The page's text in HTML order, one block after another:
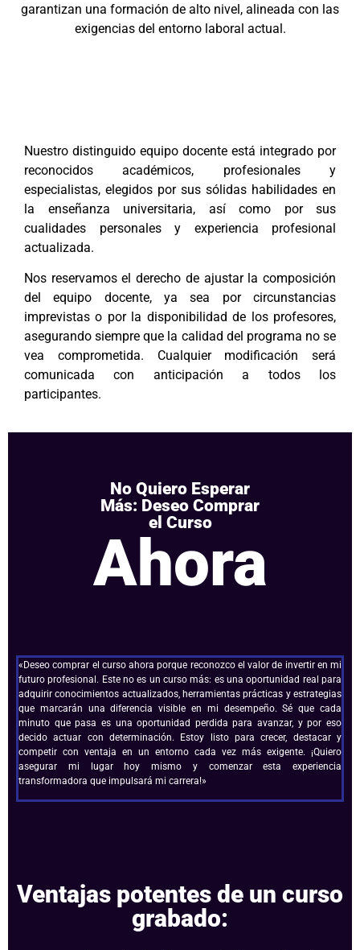
garantizan una formación de alto nivel, alineada con las
exigencias del entorno laboral actual.
Nuestro distinguido equipo docente está integrado por
reconocidos académicos, profesionales y
especialistas, elegidos por sus sólidas habilidades en
la enseñanza universitaria, así como por sus
cualidades personales y experiencia profesional
actualizada.
Nos reservamos el derecho de ajustar la composición
del equipo docente, ya sea por circunstancias
imprevistas o por la disponibilidad de los profesores,
asegurando siempre que la calidad del programa no se
vea comprometida. Cualquier modificación será
comunicada con anticipación a todos los
participantes.
No Quiero Esperar
Más: Deseo Comprar
el Curso
Ahora
«Deseo comprar el curso ahora porque reconozco el valor de invertir en mi
futuro profesional. Este no es un curso más: es una oportunidad real para
adquirir conocimientos actualizados, herramientas prácticas y estrategias
que marcarán una diferencia visible en mi desempeño. Sé que cada
minuto que pasa es una oportunidad perdida para avanzar, y por eso
decido actuar con determinación. Estoy listo para crecer, destacar y
competir con ventaja en un entorno cada vez más exigente. ¡Quiero
asegurar mi lugar hoy mismo y comenzar esta experiencia
transformadora que impulsará mi carrera!»
Ventajas potentes de un curso
grabado: